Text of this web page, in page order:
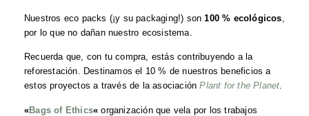
Nuestros eco packs (¡y su packaging!) son 100 % ecológicos
por lo que no dañan nuestro ecosistema.
Recuerda que, con tu compra, estás contribuyendo a la
reforestación. Destinamos el 10 % de nuestros beneficios a
estos proyectos a través de la asociaciónPlant for the Planet.
«Bags of Ethics« organización que vela por los trabajos